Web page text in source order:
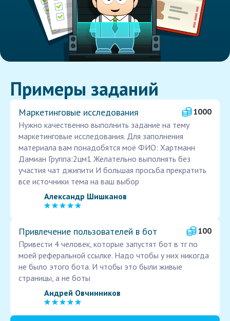
Примеры заданий
Маркетинговые исследования
1000
Нужно качественно выполнить задание на тему
маркетинговые исследования. Для заполнения
материала вам понадобятся моё ФИО: Хартманн
Дамиан Группа:2цм1 Желательно выполнять без
участия чат джипити И большая просьба прекратить
все источники тема на ваш выбор
Александр Шишканов
Привлечение пользователей в бот
100
Привести 4 человек, которые запустят бот в тг по
моей реферальной ссылке. Надо чтобы у них никогда
не было этого бота. И чтобы это были живые
страницы, а не боты
Андрей Овчинников